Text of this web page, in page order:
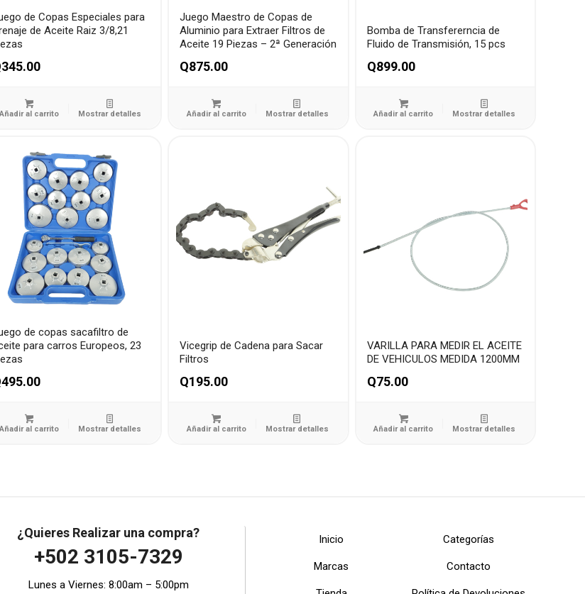
de Copas Especiales para
de Aceite Raiz 3/8,21
345.00
al carrito Mostrar detalles
Juego Maestro de Copas de
Aluminio para Extraer Filtros de
Aceite 19 Piezas – 2ª Generación
Q875.00
Añadir al carrito Mostrar detalles
Bomba de Transfererncia de
Fluido de Transmisión, 15 pcs
Q899.00
Añadir al carrito Mostrar detalles
de copas sacafiltro de
para carros Europeos, 23
495.00
al carrito Mostrar detalles
Vicegrip de Cadena para Sacar
Filtros
Q195.00
Añadir al carrito Mostrar detalles
VARILLA PARA MEDIR EL ACEITE
DE VEHICULOS MEDIDA 1200MM
Q75.00
Añadir al carrito Mostrar detalles
¿Quieres Realizar una compra?
+502 3105-7329
Lunes a Viernes: 8:00am – 5:00pm
Inicio Categorías
Marcas Contacto